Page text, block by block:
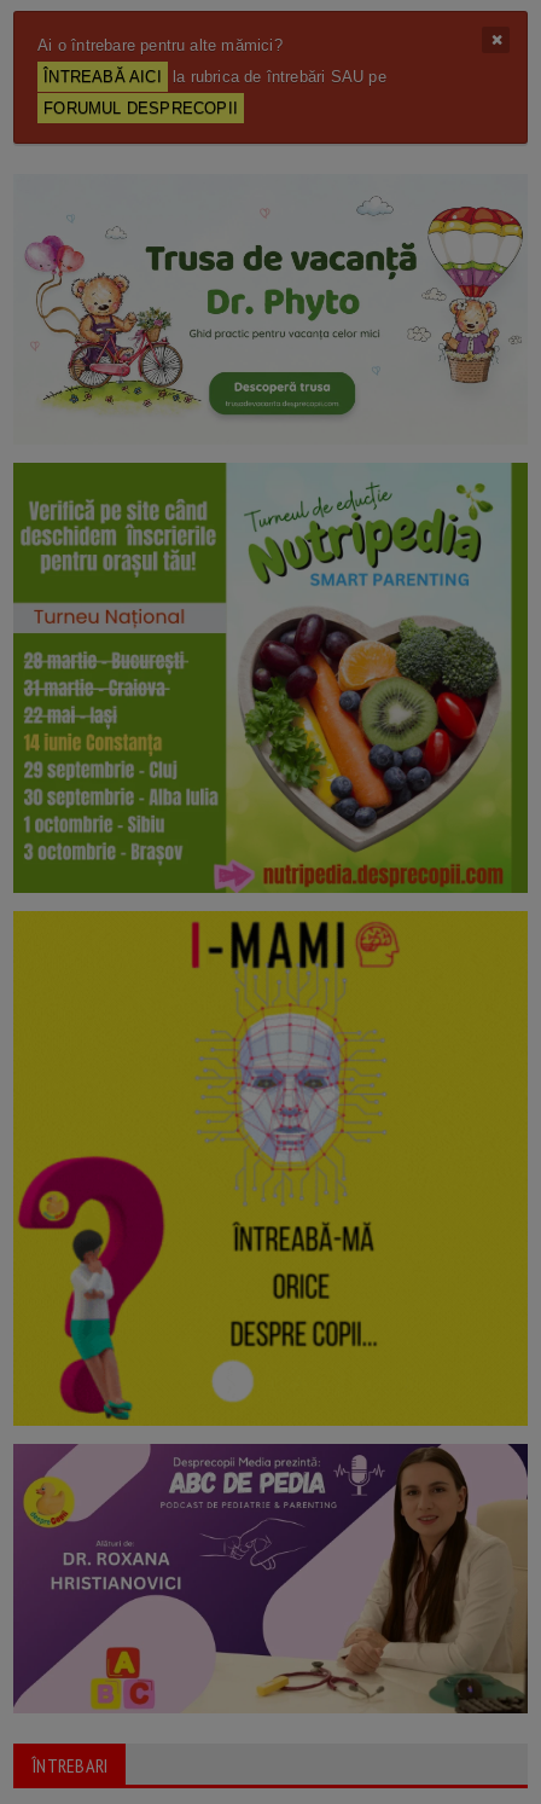
Ai o întrebare pentru alte mămici?
ÎNTREABĂ AICI
la rubrica de întrebări SAU pe
FORUMUL DESPRECOPII
ÎNTREBARI